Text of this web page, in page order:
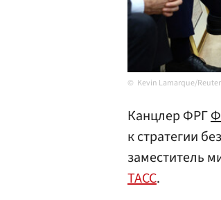
Kevin Lamarque/
Канцлер ФРГ
к стратегии
заместитель
ТАСС.